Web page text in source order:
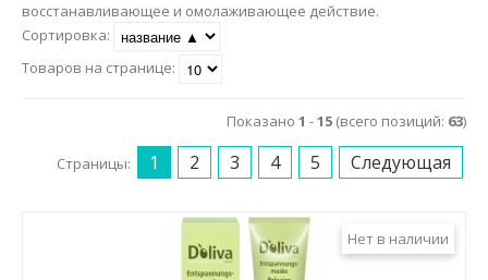
восстанавливающее и омолаживающее действие.
Сортировка:
Товаров на странице:
Показано 1 -15 (всего позиций: 63)
Страницы: 1 2 3 4 5 Следующая
Нет в наличии